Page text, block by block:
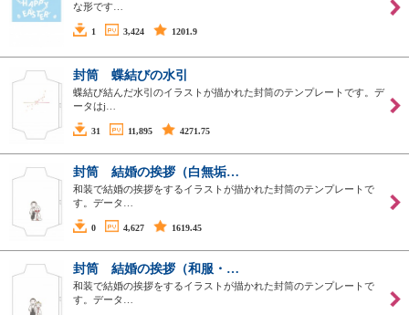
な形です…
1 3,424 1201.9
封筒 蝶結びの水引
蝶結び結んだ水引のイラストが描かれた封筒のテンプレートです。デ
ータはj…
31 11,895 4271.75
封筒 結婚の挨拶（白無垢…
和装で結婚の挨拶をするイラストが描かれた封筒のテンプレートで
す。データ…
0 4,627 1619.45
封筒 結婚の挨拶（和服・…
和装で結婚の挨拶をするイラストが描かれた封筒のテンプレートで
す。データ…